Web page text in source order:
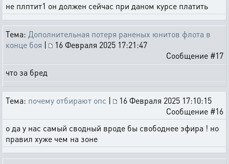
не плптит1 он должен сейчас при даном курсе платить
Тема: Дополнительная потеря раненых юнитов флота в
конце боя |
16 Февраля 2025 17:21:47
Сообщение #17
что за бред
Тема: почему отбирают опс |
16 Февраля 2025 17:10:15
Сообщение #16
о да у нас самый сводный вроде бы свободнее эфира ! но
правил хуже чем на зоне